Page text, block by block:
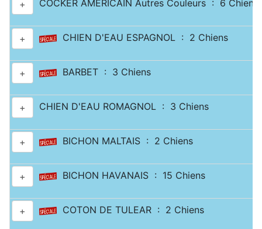
+ COCKER AMÉRICAIN Autres Couleurs : 6 Chiens
+ CHIEN D'EAU ESPAGNOL : 2 Chiens
+ BARBET : 3 Chiens
+ CHIEN D'EAU ROMAGNOL : 3 Chiens
+ BICHON MALTAIS : 2 Chiens
+ BICHON HAVANAIS : 15 Chiens
+ COTON DE TULEAR : 2 Chiens